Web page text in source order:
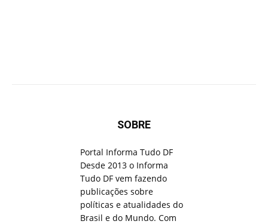
SOBRE
Portal Informa Tudo DF
Desde 2013 o Informa
Tudo DF vem fazendo
publicações sobre
políticas e atualidades do
Brasil e do Mundo. Com